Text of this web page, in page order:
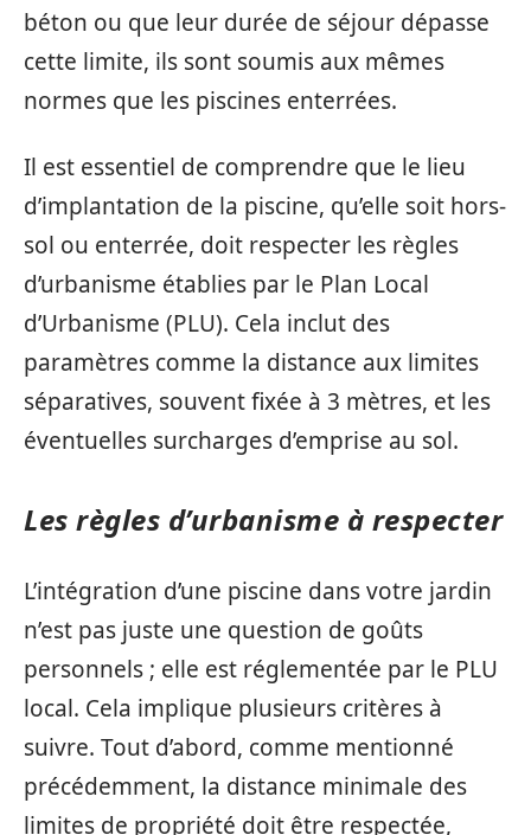
béton ou que leur durée de séjour dépasse
cette limite, ils sont soumis aux mêmes
normes que les piscines enterrées.
Il est essentiel de comprendre que le lieu
d’implantation de la piscine, qu’elle soit hors-
sol ou enterrée, doit respecter les règles
d’urbanisme établies par le Plan Local
d’Urbanisme (PLU). Cela inclut des
paramètres comme la distance aux limites
séparatives, souvent fixée à 3 mètres, et les
éventuelles surcharges d’emprise au sol.
Les règles d’urbanisme à respecter
L’intégration d’une piscine dans votre jardin
n’est pas juste une question de goûts
personnels ; elle est réglementée par le PLU
local. Cela implique plusieurs critères à
suivre. Tout d’abord, comme mentionné
précédemment, la distance minimale des
limites de propriété doit être respectée,